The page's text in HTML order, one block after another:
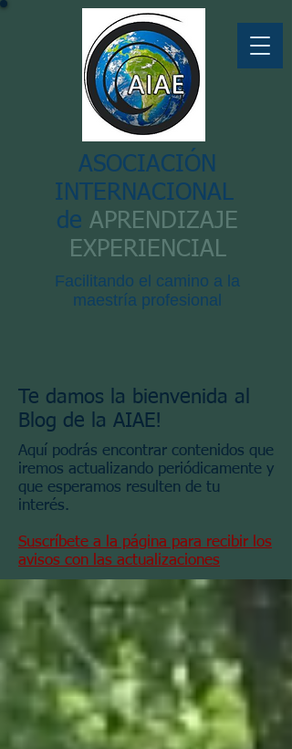
ASOCIACIÓN
INTERNACIONAL
de APRENDIZAJE
EXPERIENCIAL
Facilitando el camino a la
maestría profesional
Te damos la bienvenida al
Blog de la AIAE!
Aquí podrás encontrar contenidos que
iremos actualizando periódicamente y
que esperamos resulten de tu
interés.
Suscríbete a la página para recibir los
avisos con las actualizaciones